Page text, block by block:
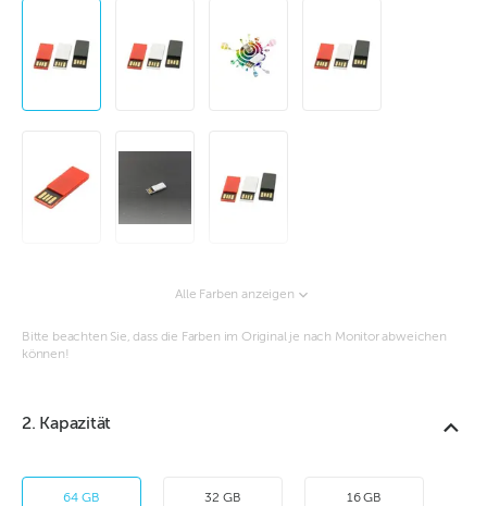
Alle Farben anzeigen
Bitte beachten Sie, dass die Farben im Original je nach Monitor abweichen
können!
2. Kapazität
64 GB 32 GB 16 GB